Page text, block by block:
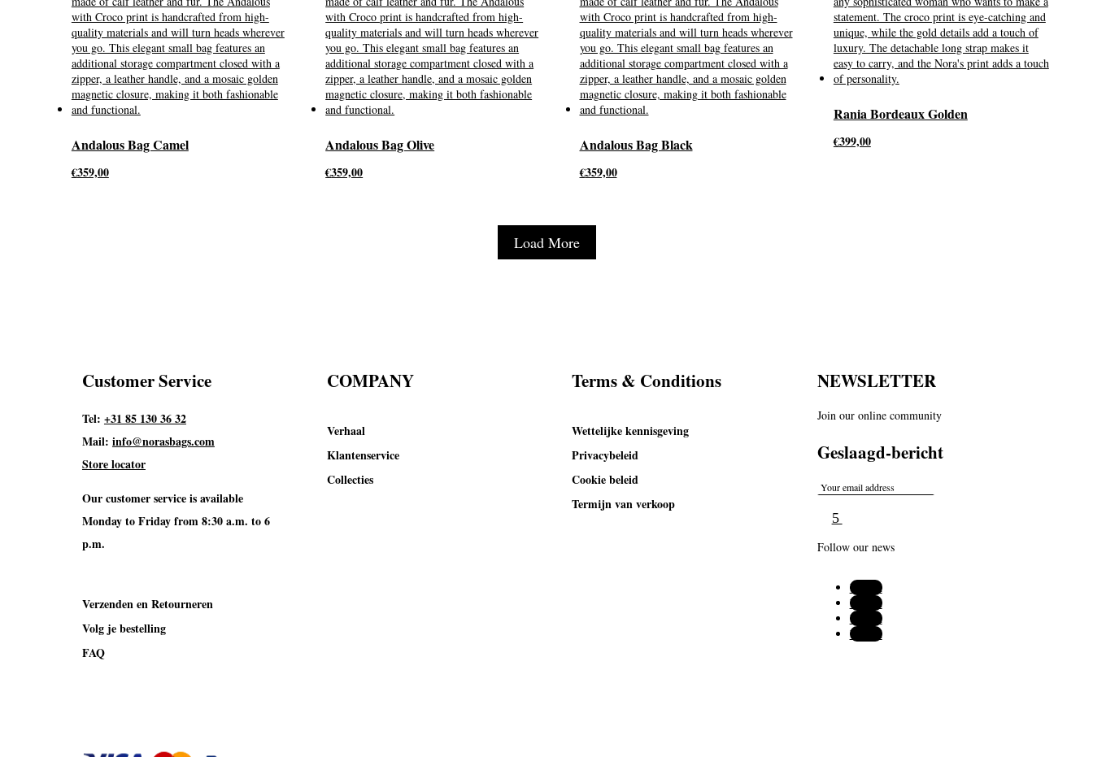
Andalous Bag Camel
€359,00
Andalous Bag Olive
€359,00
Andalous Bag Black
€359,00
Rania Bordeaux Golden
€399,00
Load More
Customer Service
Tel: +31 85 130 36 32
Mail: info@norasbags.com
Store locator
Our customer service is available
Monday to Friday from 8:30 a.m. to 6
p.m.
Verzenden en Retourneren
Volg je bestelling
FAQ
COMPANY
Verhaal
Klantenservice
Collecties
Terms & Conditions
Wettelijke kennisgeving
Privacybeleid
Cookie beleid
Termijn van verkoop
NEWSLETTER
Join our online community
Geslaagd-bericht
Follow our news
Volgen
Volgen
Volgen
Volgen